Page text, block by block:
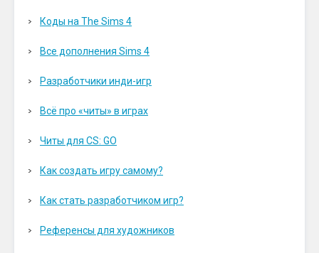
Коды на The Sims 4
Все дополнения Sims 4
Разработчики инди-игр
Всё про «читы» в играх
Читы для CS: GO
Как создать игру самому?
Как стать разработчиком игр?
Референсы для художников